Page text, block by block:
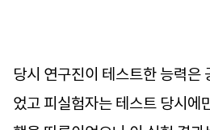
당시 연구진이 테스트한 능력은
었고 피실험자는 테스트 당시에